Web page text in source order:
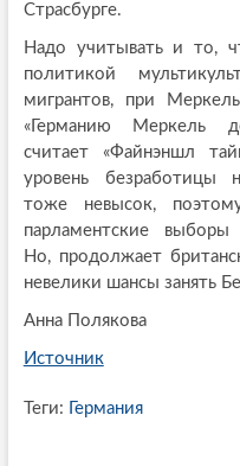
Страсбурге.
Надо учитывать и то,
политикой
мигрантов, при
«Германию Меркель
считает «Файнэншл
уровень безработицы
тоже невысок,
парламентские выборы
Но, продолжает
невелики шансы занять
Анна Полякова
Источник
Теги: Германия